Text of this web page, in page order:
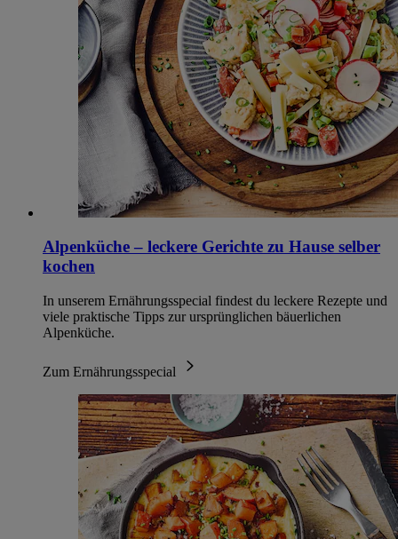
Alpenküche – leckere Gerichte zu Hause selber
kochen
In unserem Ernährungsspecial findest du leckere Rezepte und
viele praktische Tipps zur ursprünglichen bäuerlichen
Alpenküche.
Zum Ernährungsspecial